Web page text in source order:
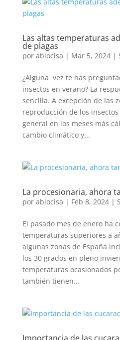
Las altas temperaturas
de plagas
por abiocisa | Mar 5, 2024|
¿Alguna vez te has
insectos en verano? La
sencilla. A excepción de las
reproducción de los
general en los meses más
cambio climático y...
La procesionaria, ahora
por abiocisa | Feb 8, 2024|
El pasado mes de enero ha
temperaturas superiores a
algunas zonas de España
los 30 grados en pleno
temperaturas ocasionados
también tienen...